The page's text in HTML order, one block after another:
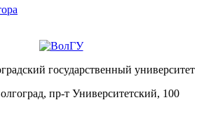
государственный университет
пр-т Университетский, 100